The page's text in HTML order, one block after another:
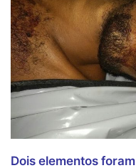
Dois elementos